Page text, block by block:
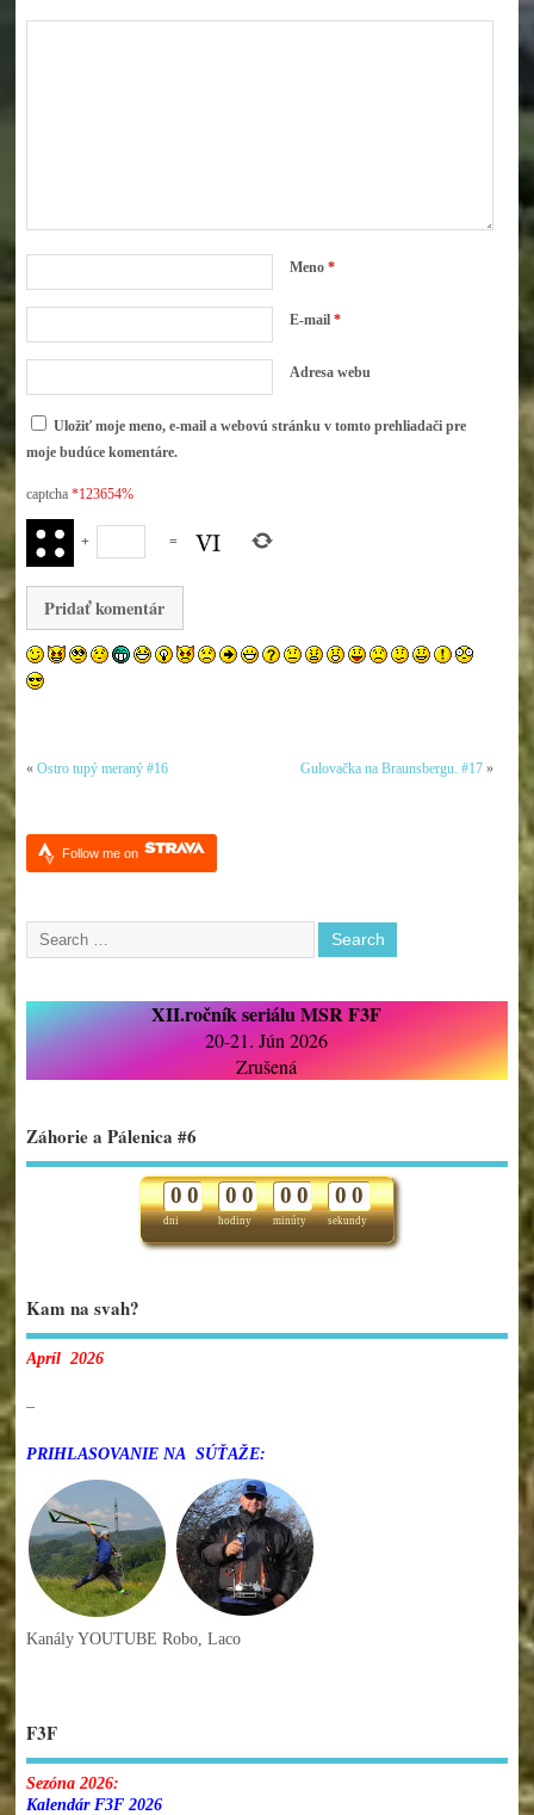
Meno *
E-mail *
Adresa webu
Uložiť moje meno, e-mail a webovú stránku v tomto prehliadači pre
moje budúce komentáre.
captcha*123654%
+ =
« Ostro tupý meraný #16 Gulovačka na Braunsbergu. #17»
Follow me on
XII.ročník seriálu MSR F3F
20-21. Jún 2026
Zrušená
Záhorie a Pálenica #6
dni
0 0
hodiny
0 0
minúty
0 0
sekundy
0 0
Kam na svah?
Apríl 2026
–
PRIHLASOVANIE NA SÚŤAŽE:
Kanály YOUTUBE Robo, Laco
F3F
Sezóna 2026:
Kalendár F3F 2026